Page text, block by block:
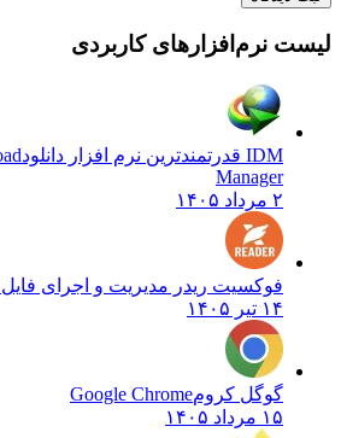
نرم‌افزارهای کاربردی
IDM قدرتمندترین نرم افزار دانلود
Manager
فوکسیت ریدر مدیریت و اجرای فایل PDF
گوگل کرومGoogle Chrome